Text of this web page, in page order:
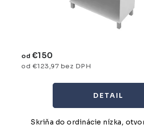
od €123,97 bez DPH
od €150
DETAIL
Skriňa do ordinácie nízka,